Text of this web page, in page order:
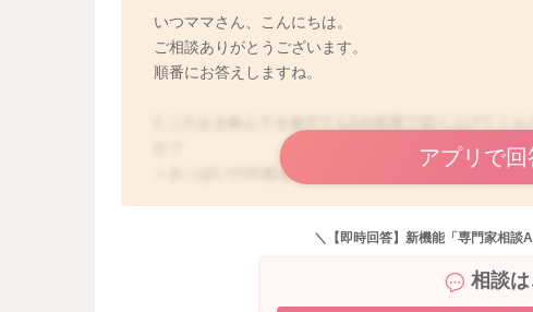
いつママさん、こんにちは。
ご相談ありがとうございます。
順番にお答えしますね。
→おっぱいの分泌は、おっしゃるように毎回異なりま
2.おっぱいがふにゃふにゃの時は、ミルクを増やすな
→おっぱいは張っているからといって、分泌が多いわ
アプリで
＼【即時回答】新機能「専門家相談
相談